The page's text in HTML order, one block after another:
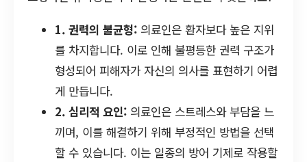
1. 권력의 불균형: 의료인은 환자보다 높은 지위
를 차지합니다. 이로 인해 불평등한 권력 구조가
형성되어 피해자가 자신의 의사를 표현하기 어렵
게 만듭니다.
2. 심리적 요인: 의료인은 스트레스와 부담을 느
끼며, 이를 해결하기 위해 부정적인 방법을 선택
할 수 있습니다. 이는 일종의 방어 기제로 작용할